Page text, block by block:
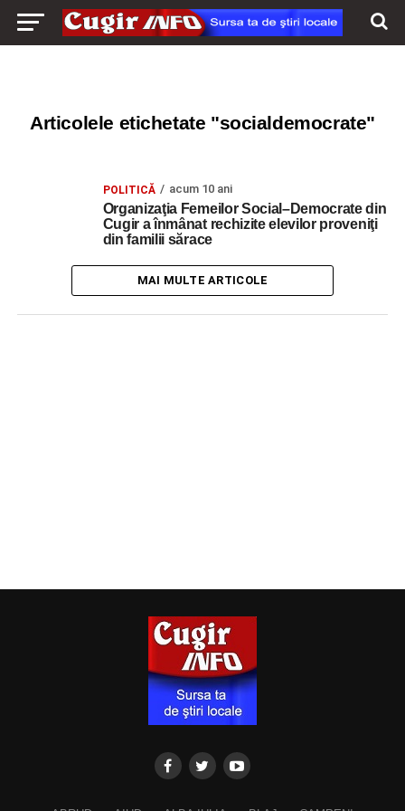
Articolele etichetate "socialdemocrate"
POLITICĂ acum 10 ani
Organizaţia Femeilor Social–Democrate din
Cugir a înmânat rechizite elevilor proveniţi
din familii sărace
MAI MULTE ARTICOLE